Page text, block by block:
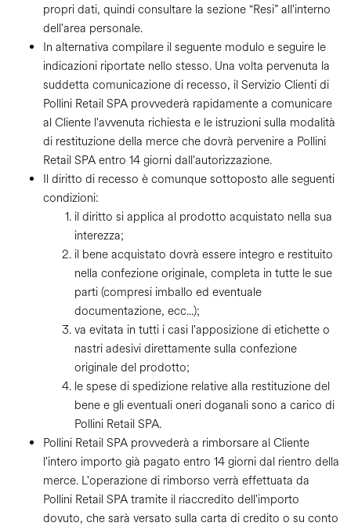
propri dati, quindi consultare la sezione “Resi” all'interno
dell'area personale.
In alternativa compilare il seguente modulo e seguire le
indicazioni riportate nello stesso. Una volta pervenuta la
suddetta comunicazione di recesso, il Servizio Clienti di
Pollini Retail SPA provvederà rapidamente a comunicare
al Cliente l'avvenuta richiesta e le istruzioni sulla modalità
di restituzione della merce che dovrà pervenire a Pollini
Retail SPA entro 14 giorni dall'autorizzazione.
Il diritto di recesso è comunque sottoposto alle seguenti
condizioni:
il diritto si applica al prodotto acquistato nella sua
interezza;
il bene acquistato dovrà essere integro e restituito
nella confezione originale, completa in tutte le sue
parti (compresi imballo ed eventuale
documentazione, ecc...);
va evitata in tutti i casi l'apposizione di etichette o
nastri adesivi direttamente sulla confezione
originale del prodotto;
le spese di spedizione relative alla restituzione del
bene e gli eventuali oneri doganali sono a carico di
Pollini Retail SPA.
Pollini Retail SPA provvederà a rimborsare al Cliente
l'intero importo già pagato entro 14 giorni dal rientro della
merce. L'operazione di rimborso verrà effettuata da
Pollini Retail SPA tramite il riaccredito dell'importo
dovuto, che sarà versato sulla carta di credito o su conto